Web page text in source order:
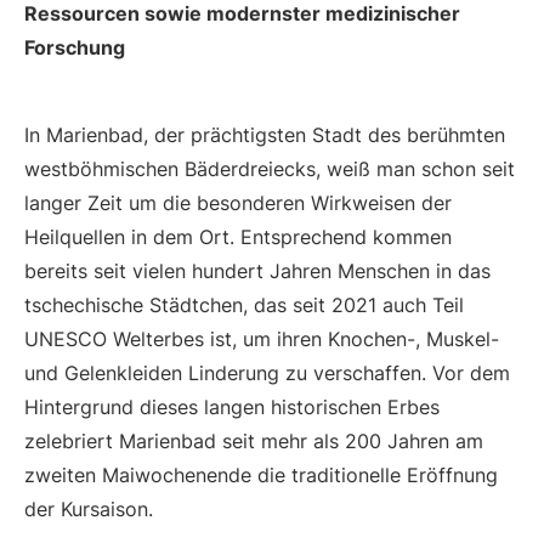
Ressourcen sowie modernster medizinischer
Forschung
In Marienbad, der prächtigsten Stadt des berühmten
westböhmischen Bäderdreiecks, weiß man schon seit
langer Zeit um die besonderen Wirkweisen der
Heilquellen in dem Ort. Entsprechend kommen
bereits seit vielen hundert Jahren Menschen in das
tschechische Städtchen, das seit 2021 auch Teil
UNESCO Welterbes ist, um ihren Knochen-, Muskel-
und Gelenkleiden Linderung zu verschaffen. Vor dem
Hintergrund dieses langen historischen Erbes
zelebriert Marienbad seit mehr als 200 Jahren am
zweiten Maiwochenende die traditionelle Eröffnung
der Kursaison.